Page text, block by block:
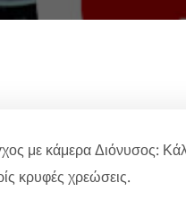
με κάμερα Διόνυσος:
κρυφές χρεώσεις.